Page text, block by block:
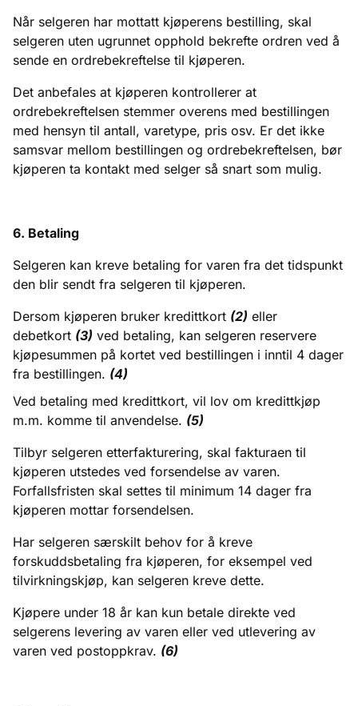
Når selgeren har mottatt kjøperens bestilling, skal
selgeren uten ugrunnet opphold bekrefte ordren ved å
sende en ordrebekreftelse til kjøperen.
Det anbefales at kjøperen kontrollerer at
ordrebekreftelsen stemmer overens med bestillingen
med hensyn til antall, varetype, pris osv. Er det ikke
samsvar mellom bestillingen og ordrebekreftelsen, bør
kjøperen ta kontakt med selger så snart som mulig.
6. Betaling
Selgeren kan kreve betaling for varen fra det tidspunkt
den blir sendt fra selgeren til kjøperen.
Dersom kjøperen bruker kredittkort (2) eller
debetkort (3) ved betaling, kan selgeren reservere
kjøpesummen på kortet ved bestillingen i inntil 4 dager
fra bestillingen. (4)
Ved betaling med kredittkort, vil lov om kredittkjøp
m.m. komme til anvendelse. (5)
Tilbyr selgeren etterfakturering, skal fakturaen til
kjøperen utstedes ved forsendelse av varen.
Forfallsfristen skal settes til minimum 14 dager fra
kjøperen mottar forsendelsen.
Har selgeren særskilt behov for å kreve
forskuddsbetaling fra kjøperen, for eksempel ved
tilvirkningskjøp, kan selgeren kreve dette.
Kjøpere under 18 år kan kun betale direkte ved
selgerens levering av varen eller ved utlevering av
varen ved postoppkrav. (6)